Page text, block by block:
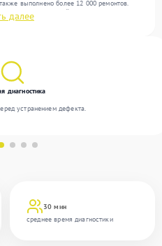
выполнено более 12 000 ремонтов.
более 300 устройств, включая , , . Мы
и обеспечиваем надежный результат
далее
30 мин
среднее время диагностики
диагностика
устранением дефекта.